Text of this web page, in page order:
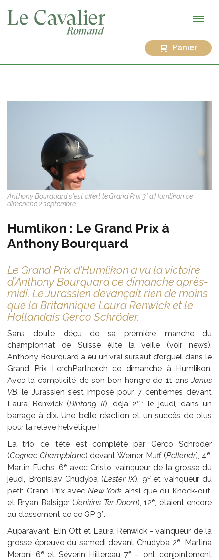
Panier
Anthony Bourquard s'est offert le Grand Prix 3* d'Humlikon ce
dimanche 2 septembre.
Humlikon : Le Grand Prix à
Anthony Bourquard
Le Grand Prix d’Humlikon a vu la victoire
d’Anthony Bourquard ce dimanche après-
midi. Le Jurassien devançait rien de moins
que la Britannique Laura Renwick et le
Hollandais Gerco Schröder.
Sans doute déçu de sa première manche du
championnat de Suisse élite la veille (voir news),
Anthony Bourquard a eu un vrai sursaut d’orgueil dans le
Grand Prix LerchPartner.ch ce dimanche à Humlikon.
Avec la complicité de son bon hongre de 11 ansJanus
VB, le Jurassien s’est imposé pour 7 centièmes devant
Laura Renwick (Bintang II), déjà 2es
le jeudi, dans un
barrage à dix. Une belle réaction et un succès de plus
pour la relève helvétique !
La trio de tête est complété par Gerco Schröder
(Cognac Champblanc) devant Werner Muff (Pollendr), 4e.
Martin Fuchs, 6eavec Cristo, vainqueur de la grosse du
jeudi, Bronislav Chudyba (Lester IX), 9eet vainqueur du
petit Grand Prix avec New York ainsi que du Knock-out,
et Bryan Balsiger (Jenkins Ter Doorn), 12e, étaient encore
au classement de ce GP 3*.
Auparavant, Elin Ott et Laura Renwick - vainqueur de la
grosse épreuve du samedi devant Chudyba 2e, Martina
Meroni 6eet Séverin Hillereau 7e -, ont conjointement